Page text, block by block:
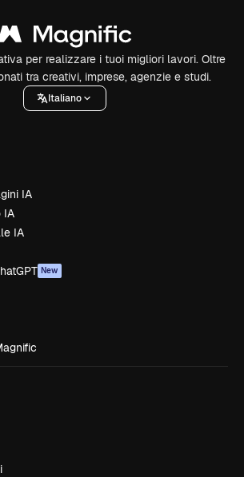
per realizzare i tuoi migliori lavori. Oltre
tra creativi, imprese, agenzie e studi.
Italiano
IA
IA
IA
New